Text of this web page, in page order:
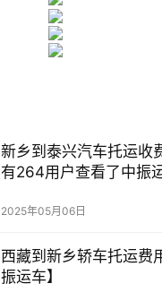
新乡到泰兴汽车托运收
有264用户查看了中振运
2025年05月06日
西藏到新乡轿车托运费
振运车】